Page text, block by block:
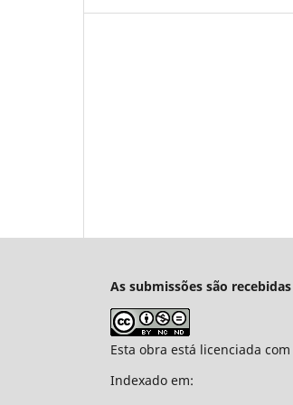
As submissões são
Esta obra está licenciada
Indexado em: